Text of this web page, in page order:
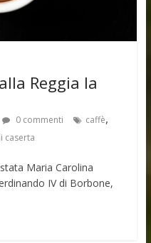
Reggia la
0 commenti caffè,
caserta
Maria Carolina
IV di Borbone,